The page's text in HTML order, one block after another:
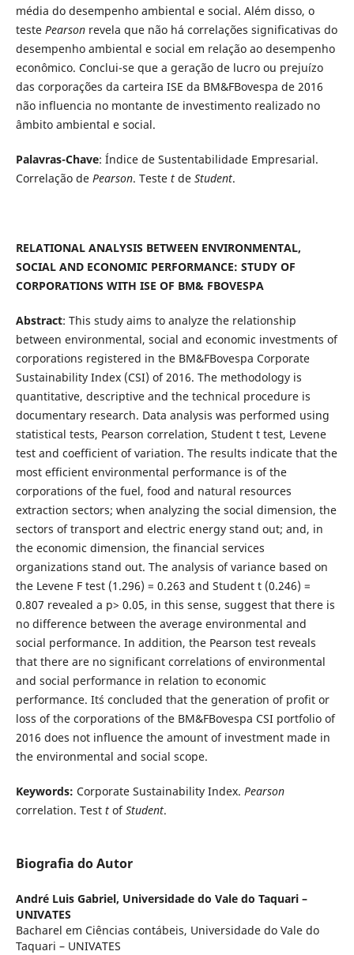
média do desempenho ambiental e social. Além disso, o
teste Pearsonrevela que não há correlações significativas do
desempenho ambiental e social em relação ao desempenho
econômico. Conclui-se que a geração de lucro ou prejuízo
das corporações da carteira ISE da BM&FBovespa de 2016
não influencia no montante de investimento realizado no
âmbito ambiental e social.
Palavras-Chave: Índice de Sustentabilidade Empresarial.
Correlação de Pearson. Teste tde Student.
RELATIONAL ANALYSIS BETWEEN ENVIRONMENTAL,
SOCIAL AND ECONOMIC PERFORMANCE: STUDY OF
CORPORATIONS WITH ISE OF BM& FBOVESPA
Abstract: This study aims to analyze the relationship
between environmental, social and economic investments of
corporations registered in the BM&FBovespa Corporate
Sustainability Index (CSI) of 2016. The methodology is
quantitative, descriptive and the technical procedure is
documentary research. Data analysis was performed using
statistical tests, Pearson correlation, Student t test, Levene
test and coefficient of variation. The results indicate that the
most efficient environmental performance is of the
corporations of the fuel, food and natural resources
extraction sectors; when analyzing the social dimension, the
sectors of transport and electric energy stand out; and, in
the economic dimension, the financial services
organizations stand out. The analysis of variance based on
the Levene F test (1.296) = 0.263 and Student t (0.246) =
0.807 revealed a p> 0.05, in this sense, suggest that there is
no difference between the average environmental and
social performance. In addition, the Pearson test reveals
that there are no significant correlations of environmental
and social performance in relation to economic
performance. It´s concluded that the generation of profit or
loss of the corporations of the BM&FBovespa CSI portfolio of
2016 does not influence the amount of investment made in
the environmental and social scope.
Keywords: Corporate Sustainability Index. Pearson
correlation. Test tofStudent.
Biografia do Autor
André Luis Gabriel, Universidade do Vale do Taquari –
UNIVATES
Bacharel em Ciências contábeis, Universidade do Vale do
Taquari – UNIVATES